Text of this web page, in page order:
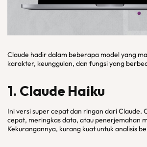
Claude hadir dalam beberapa model yang
karakter, keunggulan, dan fungsi yang
1. Claude Haiku
Ini versi super cepat dan ringan dari Claude.
cepat, meringkas data, atau penerjemahan
Kekurangannya, kurang kuat untuk analisis